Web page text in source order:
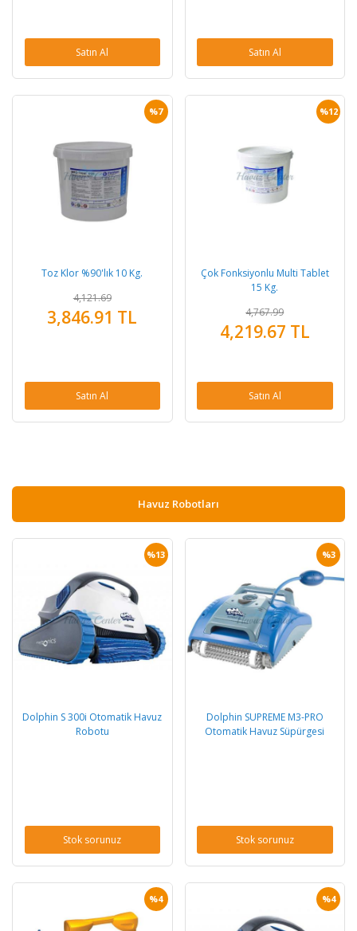
Satın Al Satın Al
%7
Toz Klor %90'lık 10 Kg.
4,121.69
3,846.91 TL
Satın Al
%12
Çok Fonksiyonlu Multi Tablet
15 Kg.
4,767.99
4,219.67 TL
Satın Al
Havuz Robotları
%13
Dolphin S 300i Otomatik Havuz
Robotu
Stok sorunuz
%3
Dolphin SUPREME M3-PRO
Otomatik Havuz Süpürgesi
Stok sorunuz
%4 %4